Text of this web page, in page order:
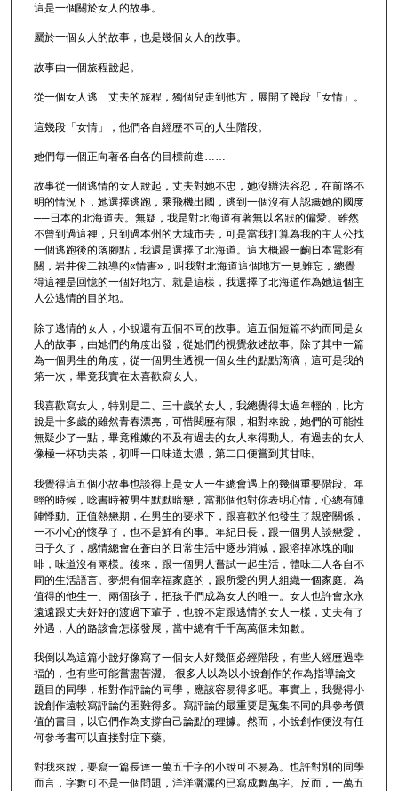
這是一個關於女人的故事。
屬於一個女人的故事，也是幾個女人的故事。
故事由一個旅程說起。
從一個女人逃離丈夫的旅程，獨個兒走到他方，展開了幾段「女情」。
這幾段「女情」，他們各自經歷不同的人生階段。
她們每一個正向著各自各的目標前進……
故事從一個逃情的女人說起，丈夫對她不忠，她沒辦法容忍，在前路不
明的情況下，她選擇逃跑，乘飛機出國，逃到一個沒有人認識她的國度
──日本的北海道去。無疑，我是對北海道有著無以名狀的偏愛。雖然
不曾到過這裡，只到過本州的大城市去，可是當我打算為我的主人公找
一個逃跑後的落腳點，我還是選擇了北海道。這大概跟一齣日本電影有
關，岩井俊二執導的«情書»，叫我對北海道這個地方一見難忘，總覺
得這裡是回憶的一個好地方。就是這樣，我選擇了北海道作為她這個主
人公逃情的目的地。
除了逃情的女人，小說還有五個不同的故事。這五個短篇不約而同是女
人的故事，由她們的角度出發，從她們的視覺敘述故事。除了其中一篇
為一個男生的角度，從一個男生透視一個女生的點點滴滴，這可是我的
第一次，畢竟我實在太喜歡寫女人。
我喜歡寫女人，特別是二、三十歲的女人，我總覺得太過年輕的，比方
說是十多歲的雖然青春漂亮，可惜閱歷有限，相對來說，她們的可能性
無疑少了一點，畢竟稚嫩的不及有過去的女人來得動人。有過去的女人
像極一杯功夫茶，初呷一口味道太濃，第二口便嘗到其甘味。
我覺得這五個小故事也談得上是女人一生總會遇上的幾個重要階段。年
輕的時候，唸書時被男生默默暗戀，當那個他對你表明心情，心總有陣
陣悸動。正值熱戀期，在男生的要求下，跟喜歡的他發生了親密關係，
一不小心的懷孕了，也不是鮮有的事。年紀日長，跟一個男人談戀愛，
日子久了，感情總會在蒼白的日常生活中逐步消減，跟溶掉冰塊的咖
啡，味道沒有兩樣。後來，跟一個男人嘗試一起生活，體味二人各自不
同的生活語言。夢想有個幸福家庭的，跟所愛的男人組織一個家庭。為
值得的他生一、兩個孩子，把孩子們成為女人的唯一。女人也許會永永
遠遠跟丈夫好好的渡過下輩子，也說不定跟逃情的女人一樣，丈夫有了
外遇，人的路該會怎樣發展，當中總有千千萬萬個未知數。
我倒以為這篇小說好像寫了一個女人好幾個必經階段，有些人經歷過幸
福的，也有些可能嘗盡苦澀。 很多人以為以小說創作的作為指導論文
題目的同學，相對作評論的同學，應該容易得多吧。事實上，我覺得小
說創作遠較寫評論的困難得多。寫評論的最重要是蒐集不同的具參考價
值的書目，以它們作為支撐自己論點的理據。然而，小說創作便沒有任
何參考書可以直接對症下藥。
對我來說，要寫一篇長達一萬五千字的小說可不易為。也許對別的同學
而言，字數可不是一個問題，洋洋灑灑的已寫成數萬字。反而，一萬五